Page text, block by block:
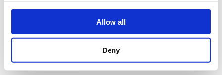
Allow all
Deny
Ga direct naar vacatures